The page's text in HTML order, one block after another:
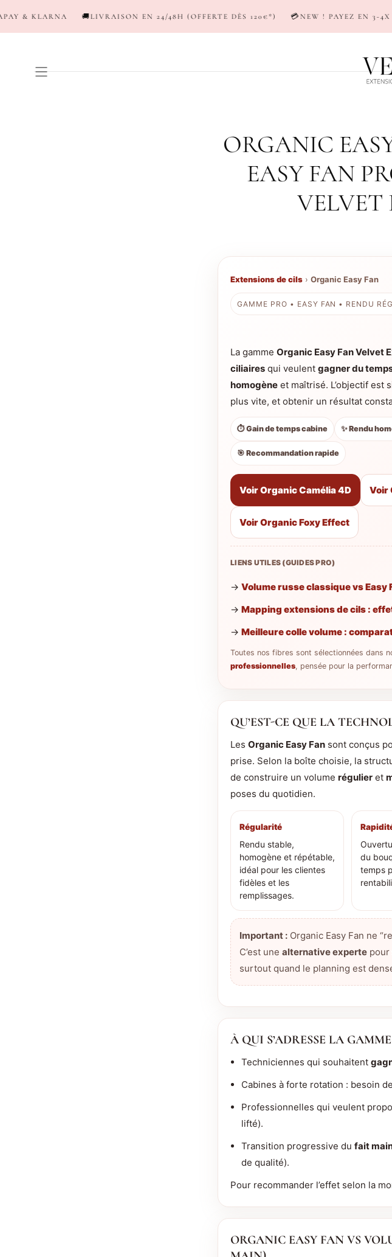
PASSER AU
🚚LIVRAISON EN 24/48H (OFFERTE DÈS 120€*) 💳NEW ! PAYEZ EN 3-4X AVEC SCALAPAY
ORGANIC
EASY FAN
VELVET
Extensions de cils ›Organic Easy Fan
GAMME PRO • EASY FAN • RENDU
La gammeOrganic Easy Fan Velvet
ciliaires qui veulentgagner du
homogène et maîtrisé. L’objectif est
plus vite, et obtenir un résultat
⏱️ Gain de temps cabine ✨ Rendu
🎯 Recommandation rapide
Voir Organic Camélia 4D Voir
Voir Organic Foxy Effect
LIENS UTILES (GUIDES PRO)
→Volume russe classique vs Easy
→Mapping extensions de cils :
→Meilleure colle volume :
Toutes nos fibres sont sélectionnées dans
professionnelles, pensée pour la
QU’EST-CE QUE LA
LesOrganic Easy Fan sont conçus
prise. Selon la boîte choisie, la
de construire un volumerégulier et
poses du quotidien.
Régularité
Rendu stable,
homogène et répétable,
idéal pour les clientes
fidèles et les
remplissages.
du
temps
Important : Organic Easy Fan ne
C’est unealternative experte pour
surtout quand le planning est
À QUI S’ADRESSE LA
Techniciennes qui souhaitent
Cabines à forte rotation : besoin
Professionnelles qui veulent
lifté).
Transition progressive dufait
de qualité).
Pour recommander l’effet selon la
ORGANIC EASY FAN VS